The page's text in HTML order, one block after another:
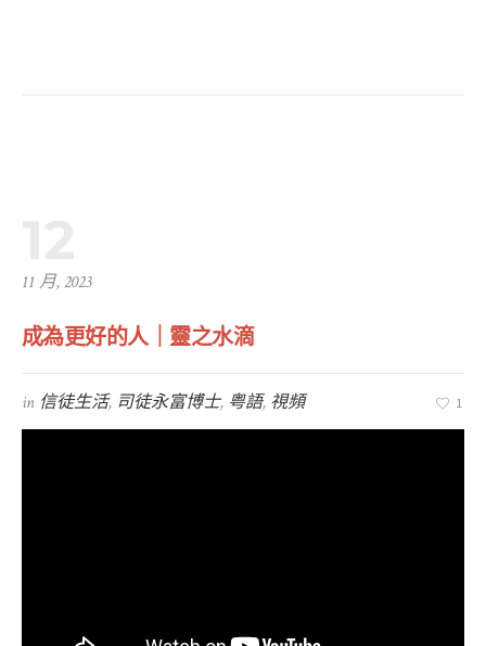
11 月, 2023
成為更好的人｜靈之水滴
in 信徒生活, 司徒永富博士, 粤語, 視頻 1